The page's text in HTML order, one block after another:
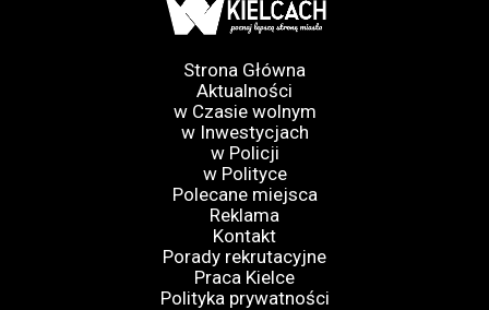
Strona Główna
Aktualności
w Czasie wolnym
w Inwestycjach
w Policji
w Polityce
Polecane miejsca
Reklama
Kontakt
Porady rekrutacyjne
Praca Kielce
Polityka prywatności